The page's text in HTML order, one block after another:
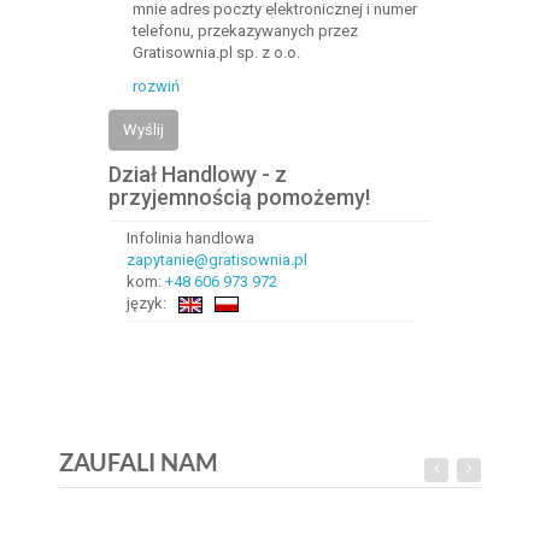
mnie adres poczty elektronicznej i numer
telefonu, przekazywanych przez
Gratisownia.pl sp. z o.o.
rozwiń
Wyślij
Dział Handlowy - z
przyjemnością pomożemy!
Infolinia handlowa
zapytanie@gratisownia.pl
kom: +48 606 973 972
język:
ZAUFALI NAM